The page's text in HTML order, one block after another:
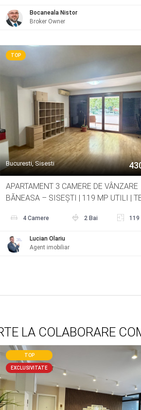
Bocaneala Nistor
Broker Owner
TOP
Bucuresti, Sisesti
APARTAMENT 3 CAMERE DE VÂNZARE
BĂNEASA – SISEȘTI | 119 MP UTILI |
4 Camere 2 Bai 119
Lucian Olariu
Agent imobiliar
LA COLABORARE
TOP
EXCLUSIVITATE